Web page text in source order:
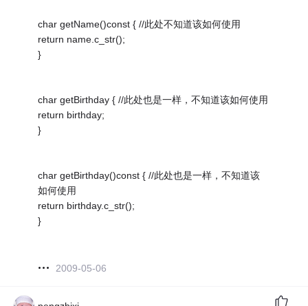
char getName()const { //此处不知道该如何使用
return name.c_str();
}
char getBirthday { //此处也是一样，不知道该如何使用
return birthday;
}
char getBirthday()const { //此处也是一样，不知道该
如何使用
return birthday.c_str();
}
2009-05-06